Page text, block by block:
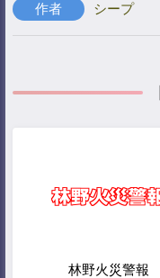
作者 シープ
林野火災警報